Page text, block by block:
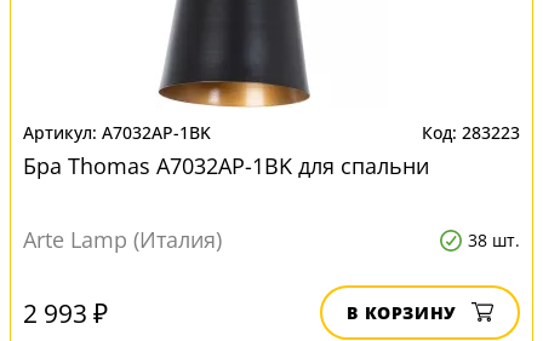
A7032AP-1BK 283223
Бра Thomas A7032AP-1BK для спальни
Arte Lamp (Италия) 38 шт.
2 993 ₽ В КОРЗИНУ